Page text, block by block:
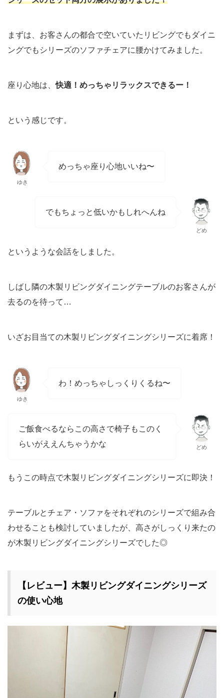
まずは、お客さんの都合で空いていたリビングでもダイニ
ングでもシリーズのソファチェアに腰かけてみました。
座り心地は、快適！めっちゃリラックスできるー！
という感じです。
ゆき
めっちゃ座り心地いいね〜
でもちょっと低いかもしれへんね
どめ
というような会話をしました。
しばし隣の木製リビングダイニングテーブルのお客さんが
去るのを待って…
いざお目当ての木製リビングダイニングシリーズに着席！
ゆき
わ！めっちゃしっくりくるね〜
ご飯食べるならこの高さで椅子もこのく
らいがええんちゃうかな
どめ
もうこの時点で木製リビングダイニングシリーズに即決！
テーブルとチェア・ソファをそれぞれのシリーズで組み合
わせることも検討していましたが、高さがしっくり来たの
が木製リビングダイニングシリーズでした◎
【レビュー】木製リビングダイニングシリーズ
の使い心地